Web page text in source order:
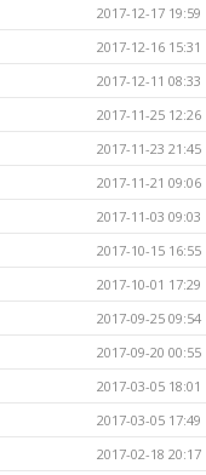
2017-12-17 19:59
2017-12-16 15:31
2017-12-11 08:33
2017-11-25 12:26
2017-11-23 21:45
2017-11-21 09:06
2017-11-03 09:03
2017-10-15 16:55
2017-10-01 17:29
2017-09-25 09:54
2017-09-20 00:55
2017-03-05 18:01
2017-03-05 17:49
2017-02-18 20:17